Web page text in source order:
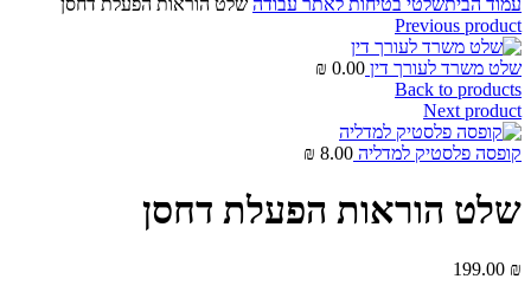
עמוד הביתשלטי בטיחות לאתר עבודה שלט הוראות הפעלת דחסן
Previous product
שלט משרד לעורך דין 0.00
₪
Back to products
Next product
קופסה פלסטיק למדליה 8.00
₪
שלט הוראות הפעלת דחסן
199.00 ₪